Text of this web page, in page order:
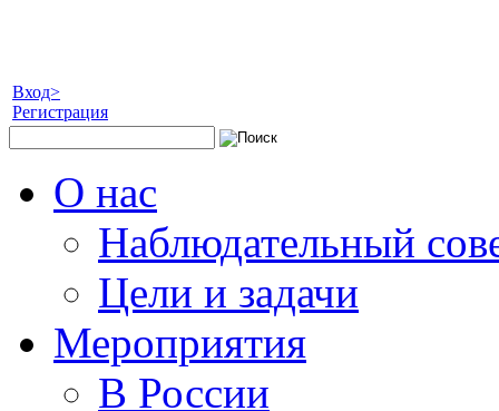
Вход>
Регистрация
О нас
Наблюдательный
Цели и задачи
Мероприятия
В России